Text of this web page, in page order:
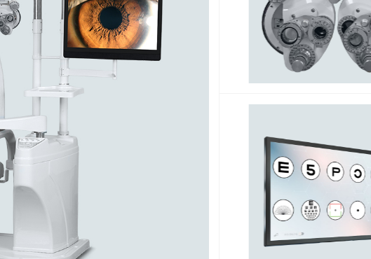
Lâmpada de Fenda Apramed
- 5 aumentos com inclinação.
DETALHES